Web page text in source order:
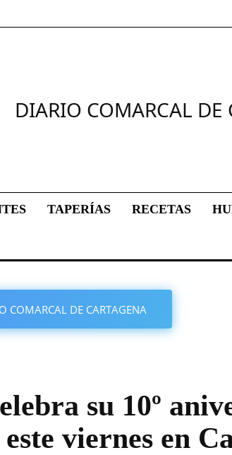
DIARIO COMARCAL DE
TAPERÍAS RECETAS
DE CARTAGENA
su 10º
viernes en